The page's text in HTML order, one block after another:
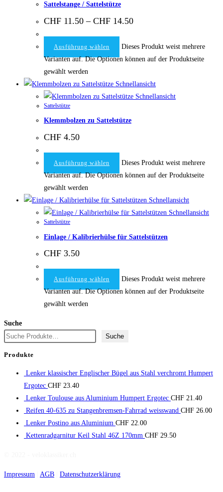
Sattelstange / Sattelstütze
CHF 11.50 – CHF 14.50
Ausführung wählen
Dieses Produkt weist mehrere
Varianten auf. Die Optionen können auf der Produktseite
gewählt werden
Schnellansicht
Schnellansicht
Sattelstütze
Klemmbolzen zu Sattelstütze
CHF 4.50
Ausführung wählen
Dieses Produkt weist mehrere
Varianten auf. Die Optionen können auf der Produktseite
gewählt werden
Schnellansicht
Schnellansicht
Sattelstütze
Einlage / Kalibrierhülse für Sattelstützen
CHF 3.50
Ausführung wählen
Dieses Produkt weist mehrere
Varianten auf. Die Optionen können auf der Produktseite
gewählt werden
Suche
Suche
Produkte
Lenker klassischer Englischer Bügel aus Stahl verchromt Humpert
Ergotec CHF 23.40
Lenker Toulouse aus Aluminium Humpert Ergotec CHF 21.40
Reifen 40-635 zu Stangenbremsen-Fahrrad weisswand CHF 26.00
Lenker Postino aus Aluminium CHF 22.00
Kettenradgarnitur Keil Stahl 46Z 170mm CHF 29.50
Impressum AGB Datenschutzerklärung